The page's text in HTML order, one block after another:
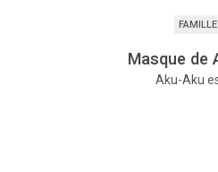
FAMILLE
Masque de
Aku-Aku